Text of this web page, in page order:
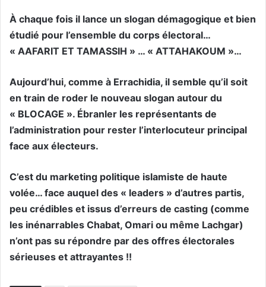
À chaque fois il lance un slogan démagogique et bien
étudié pour l’ensemble du corps électoral…
« AAFARIT ET TAMASSIH » … « ATTAHAKOUM »…
Aujourd’hui, comme à Errachidia, il semble qu’il soit
en train de roder le nouveau slogan autour du
« BLOCAGE ». Ébranler les représentants de
l’administration pour rester l’interlocuteur principal
face aux électeurs.
C’est du marketing politique islamiste de haute
volée… face auquel des « leaders » d’autres partis,
peu crédibles et issus d’erreurs de casting (comme
les inénarrables Chabat, Omari ou même Lachgar)
n’ont pas su répondre par des offres électorales
sérieuses et attrayantes !!